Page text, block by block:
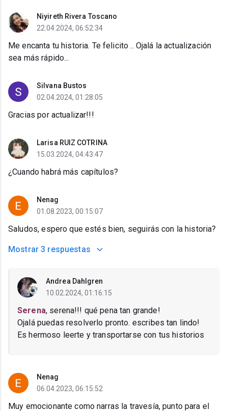
Niyireth Rivera Toscano
22.04.2024, 06:52:34
Me encanta tu historia. Te felicito .. Ojalá la actualización
sea más rápido...
Silvana Bustos
02.04.2024, 01:28:05
Gracias por actualizar!!!
Larisa RUIZ COTRINA
15.03.2024, 04:43:47
¿Cuando habrá más capítulos?
Nenag
01.08.2023, 00:15:07
Saludos, espero que estés bien, seguirás con la historia?
Mostrar 3 respuestas
Andrea Dahlgren
10.02.2024, 01:16:15
Serena, serena!!! qué pena tan grande!
Ojalá puedas resolverlo pronto. escribes tan lindo!
Es hermoso leerte y transportarse con tus historios
Nenag
06.04.2023, 06:15:52
Muy emocionante como narras la travesía, punto para el